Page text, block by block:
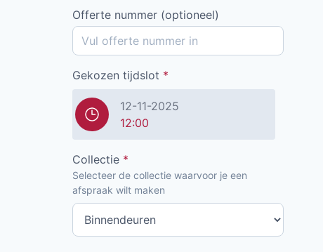
Offerte nummer (optioneel)
Gekozen tijdslot *
12-11-2025
12:00
Collectie *
Selecteer de collectie waarvoor je een
afspraak wilt maken